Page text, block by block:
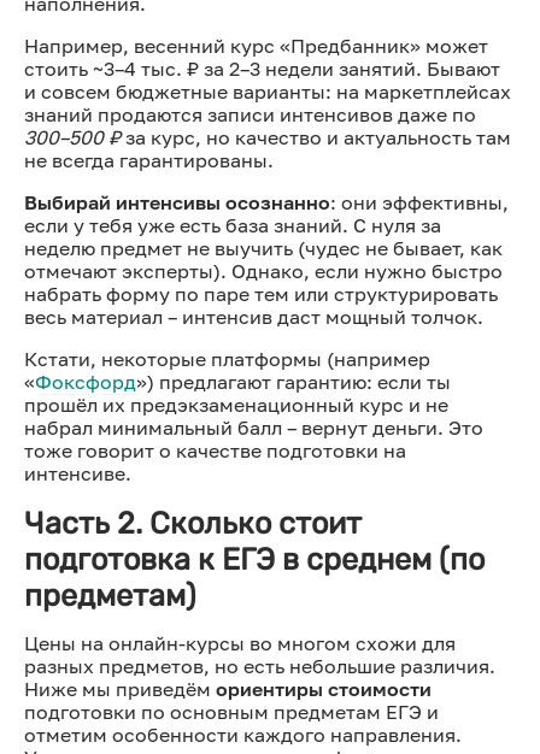
Например, весенний курс «Предбанник» может
стоить ~3–4 тыс. ₽ за 2–3 недели занятий. Бывают
и совсем бюджетные варианты: на маркетплейсах
знаний продаются записи интенсивов даже по
300–500 ₽за курс, но качество и актуальность там
не всегда гарантированы.
Выбирай интенсивы осознанно: они эффективны,
если у тебя уже есть база знаний. С нуля за
неделю предмет не выучить (чудес не бывает, как
отмечают эксперты). Однако, если нужно быстро
набрать форму по паре тем или структурировать
весь материал – интенсив даст мощный толчок.
Кстати, некоторые платформы (например
«Фоксфорд») предлагают гарантию: если ты
прошёл их предэкзаменационный курс и не
набрал минимальный балл – вернут деньги. Это
тоже говорит о качестве подготовки на
интенсиве.
Часть 2. Сколько стоит
подготовка к ЕГЭ в среднем (по
предметам)
Цены на онлайн-курсы во многом схожи для
разных предметов, но есть небольшие различия.
Ниже мы приведём ориентиры стоимости
подготовки по основным предметам ЕГЭ и
отметим особенности каждого направления.